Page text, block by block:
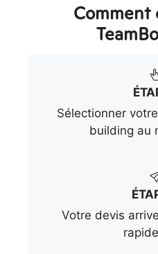
Comment
Sélectionner
building au
Votre devis